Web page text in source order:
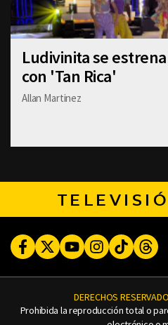
Ludivinita se
con 'Tan Rica'
Allan Martinez
FacebookTwitterYoutubeInstagram
TikTok
DERECHOS
Prohibida la reproducción total o